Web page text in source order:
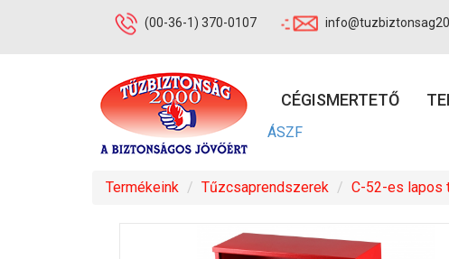
(00-36-1) 370-0107
CÉGISMERTETŐ
ÁSZF
Termékeink Tűzcsaprendszerek C-52-es lapos